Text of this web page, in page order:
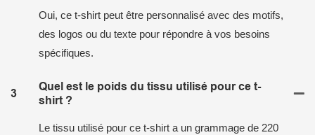
Oui, ce t-shirt peut être personnalisé avec des motifs,
des logos ou du texte pour répondre à vos besoins
spécifiques.
3
Quel est le poids du tissu utilisé pour ce t-
shirt ?
Le tissu utilisé pour ce t-shirt a un grammage de 220